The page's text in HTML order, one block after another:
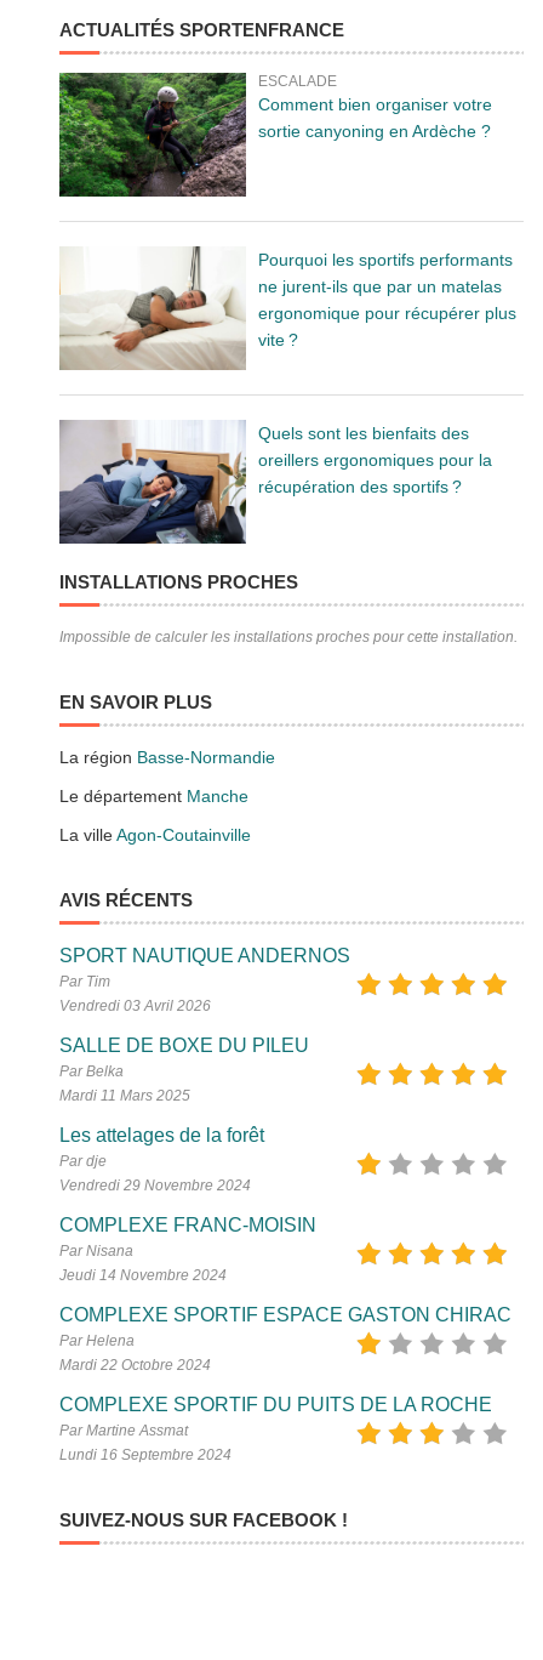
ACTUALITÉS SPORTENFRANCE
ESCALADE
Comment bien organiser votre
sortie canyoning en Ardèche ?
Pourquoi les sportifs performants
ne jurent-ils que par un matelas
ergonomique pour récupérer plus
vite ?
Quels sont les bienfaits des
oreillers ergonomiques pour la
récupération des sportifs ?
INSTALLATIONS PROCHES
Impossible de calculer les installations proches pour cette installation.
EN SAVOIR PLUS
La région Basse-Normandie
Le département Manche
La villeAgon-Coutainville
AVIS RÉCENTS
SPORT NAUTIQUE ANDERNOS
Par Tim
Vendredi 03 Avril 2026
SALLE DE BOXE DU PILEU
Par Belka
Mardi 11 Mars 2025
Les attelages de la forêt
Par dje
Vendredi 29 Novembre 2024
COMPLEXE FRANC-MOISIN
Par Nisana
Jeudi 14 Novembre 2024
COMPLEXE SPORTIF ESPACE GASTON CHIRAC
Par Helena
Mardi 22 Octobre 2024
COMPLEXE SPORTIF DU PUITS DE LA ROCHE
Par Martine Assmat
Lundi 16 Septembre 2024
SUIVEZ-NOUS SUR FACEBOOK !